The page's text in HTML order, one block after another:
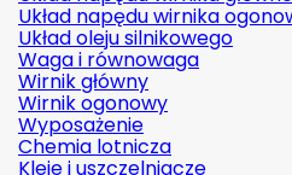
Układ napędu wirnika
Układ oleju silnikowego
Waga i równowaga
Wirnik główny
Wirnik ogonowy
Wyposażenie
Chemia lotnicza
Kleje i uszczelniacze